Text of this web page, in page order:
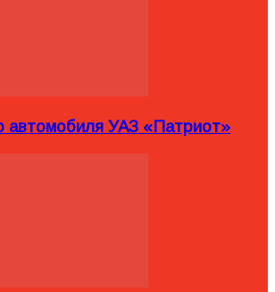
автомобиля УАЗ «Патриот»